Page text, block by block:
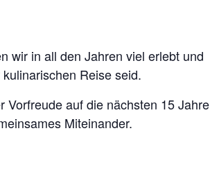
wir in all den Jahren viel erlebt und
Reise seid.
auf die nächsten 15 Jahre
Miteinander.